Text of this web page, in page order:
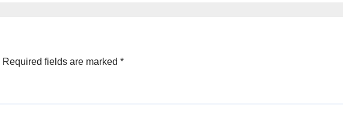
Required fields are marked *